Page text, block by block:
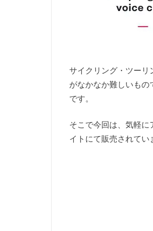
サイクリング・ツーリ
がなかなか難しいも
です。
そこで今回は、気軽に
イトにて販売されてい